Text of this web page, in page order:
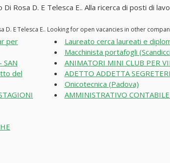
Rosa D. E Telesca E.. Alla ricerca di posti di
E Telesca E.. Looking for open vacancies in other
per
SAN
del
Laureato cerca laureati e
Macchinista portafogli
ANIMATORI MINI CLUB PER
ADETTO ADDETTA
Onicotecnica (Padova)
AMMINISTRATIVO